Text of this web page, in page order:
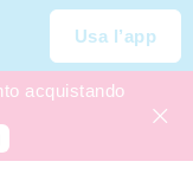
Usa l’app
acquistando